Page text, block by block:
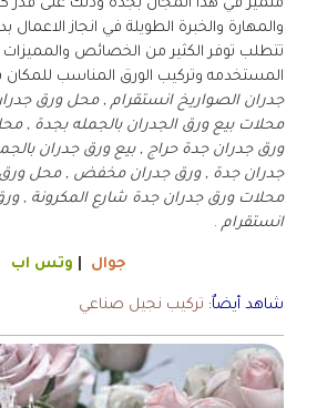
متميز في هذا المجال بجدة وذلك على قدر
والمهارة والخبرة الطويلة في انجاز الاعمال
تتطلب توفر الكثير من الخصائص والمميزات
المستخدمه وتركيب الورق المناسب
جدران الصواريخ انستقرام , محل ورق
محلات بيع ورق الجدران بالجمله بجدة ,
ورق جدران جدة حراج , بيع ورق جدران
جدران جدة , ورق جدران مخفض , محل
محلات ورق جدران جدة شارع المكرونة ,
انستقرام .
جوال وتس اب
شاهد أيضاٌ: تركيب نجيل صناعي